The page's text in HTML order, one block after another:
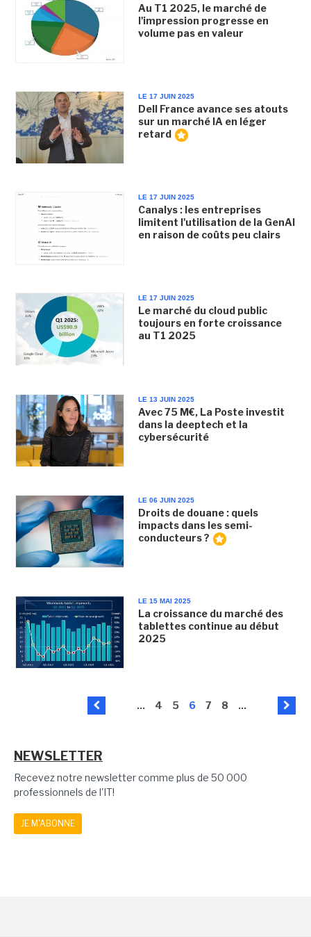
Au T1 2025, le marché de
l'impression progresse en
volume pas en valeur
LE 17 JUIN 2025
Dell France avance ses atouts
sur un marché IA en léger
retard
LE 17 JUIN 2025
Canalys : les entreprises
limitent l'utilisation de la GenAI
en raison de coûts peu clairs
LE 17 JUIN 2025
Le marché du cloud public
toujours en forte croissance
au T1 2025
LE 13 JUIN 2025
Avec 75 M€, La Poste investit
dans la deeptech et la
cybersécurité
LE 06 JUIN 2025
Droits de douane : quels
impacts dans les semi-
conducteurs ?
LE 15 MAI 2025
La croissance du marché des
tablettes continue au début
2025
... 4 5 6 7 8 ...
NEWSLETTER
Recevez notre newsletter comme plus de 50 000
professionnels de l'IT!
JE M'ABONNE